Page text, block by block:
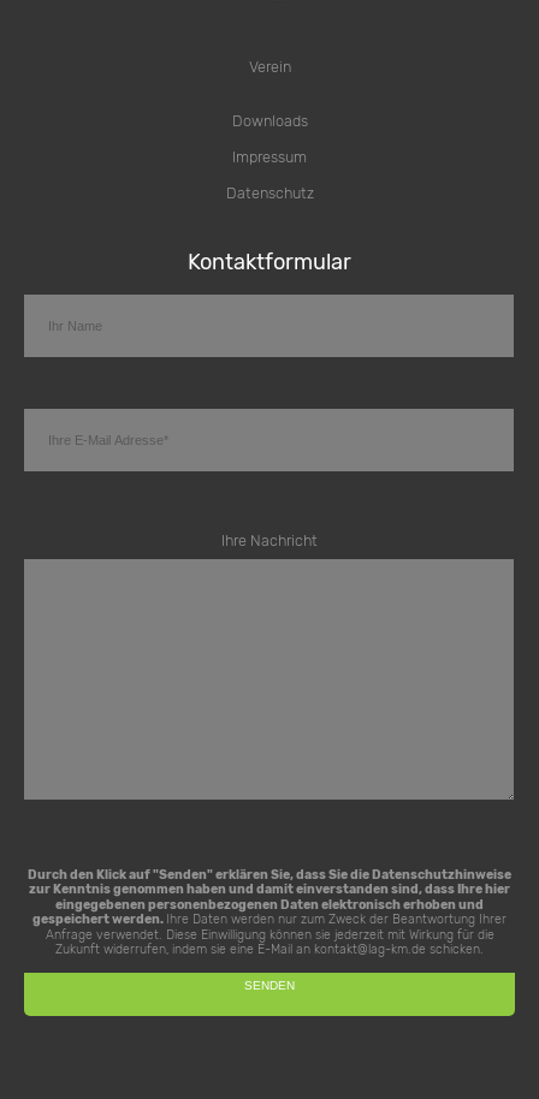
Verein
Downloads
Impressum
Datenschutz
Kontaktformular
Ihre Nachricht
Durch den Klick auf "Senden" erklären Sie, dass Sie dieDatenschutzhinweise
zur Kenntnis genommen haben und damit einverstanden sind, dass Ihre hier
eingegebenen personenbezogenen Daten elektronisch erhoben und
gespeichert werden. Ihre Daten werden nur zum Zweck der Beantwortung Ihrer
Anfrage verwendet. Diese Einwilligung können sie jederzeit mit Wirkung für die
Zukunft widerrufen, indem sie eine E-Mail an kontakt@lag-km.de schicken.